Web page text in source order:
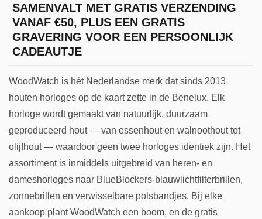
SAMENVALT MET GRATIS VERZENDING
VANAF €50, PLUS EEN GRATIS
GRAVERING VOOR EEN PERSOONLIJK
CADEAUTJE
WoodWatch is hét Nederlandse merk dat sinds 2013
houten horloges op de kaart zette in de Benelux. Elk
horloge wordt gemaakt van natuurlijk, duurzaam
geproduceerd hout — van essenhout en walnoothout tot
olijfhout — waardoor geen twee horloges identiek zijn. Het
assortiment is inmiddels uitgebreid van heren- en
dameshorloges naar BlueBlockers-blauwlichtfilterbrillen,
zonnebrillen en verwisselbare polsbandjes. Bij elke
aankoop plant WoodWatch een boom, en de gratis